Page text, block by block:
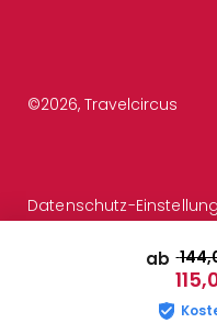
ab
©2026, Travelcircus
Datenschutz-